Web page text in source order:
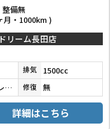
備無
月・1000km )
ドリーム長田店
排気 1500cc
ソニックグレーパール 修復 無
詳細はこちら